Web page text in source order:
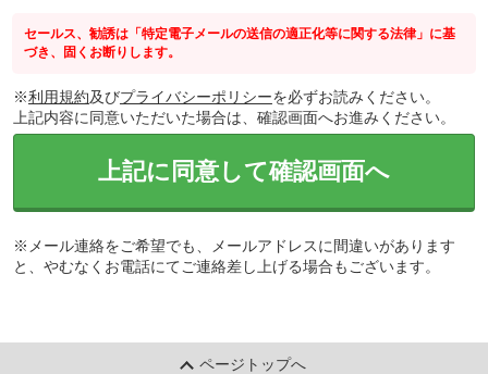
セールス、勧誘は「特定電子メールの送信の適正化等に関する法律」に基
づき、固くお断りします。
※利用規約及びプライバシーポリシーを必ずお読みください。
上記内容に同意いただいた場合は、確認画面へお進みください。
上記に同意して確認画面へ
※メール連絡をご希望でも、メールアドレスに間違いがあります
と、やむなくお電話にてご連絡差し上げる場合もございます。
ページトップへ